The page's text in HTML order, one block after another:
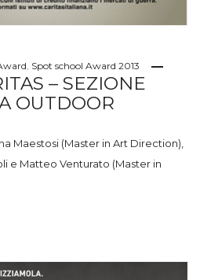
Spot school Award 2013
– SEZIONE
OUTDOOR
Maestosi (Master in Art Direction),
e Matteo Venturato (Master in